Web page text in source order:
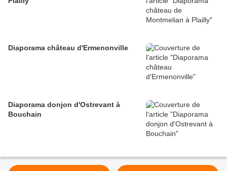
Diaporama château d'Ermenonville
Diaporama donjon d'Ostrevant à
Bouchain